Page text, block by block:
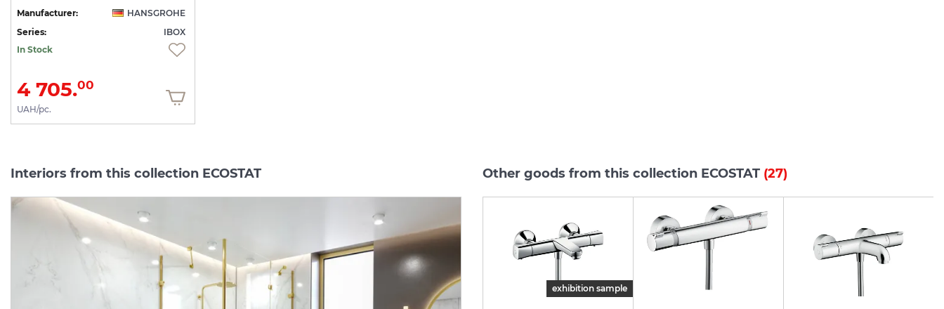
Manufacturer:
HANSGROHE
Series:
IBOX
In Stock
4 705.00
UAH/pc.
Interiors from this collection ECOSTAT Other goods from this collection ECOSTAT (27)
exhibition sample